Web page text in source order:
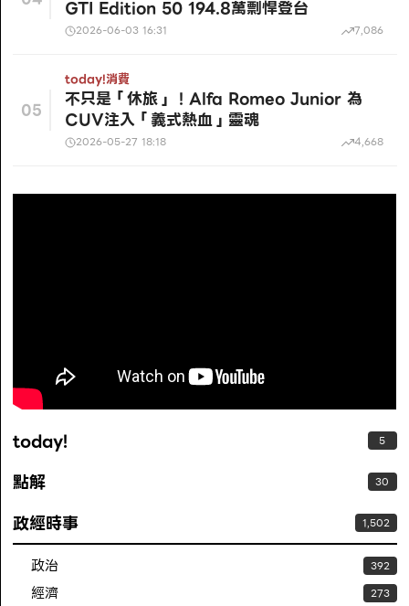
GTI Edition 50 194.8萬剽悍登台
2026-06-03 16:31 7,086
05
today!消費
不只是「休旅」！Alfa Romeo Junior 為
CUV注入「義式熱血」靈魂
2026-05-27 18:18 4,668
today! 5
點解 30
政經時事 1,502
政治 392
經濟 273